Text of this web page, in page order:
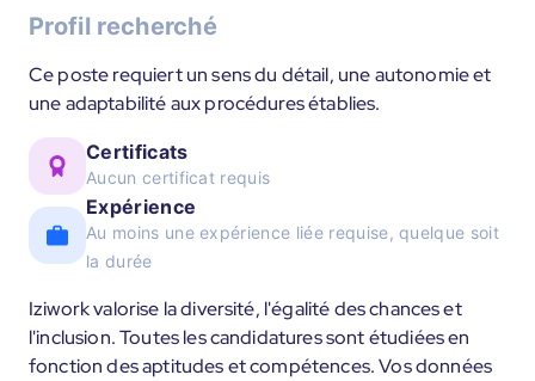
Profil recherché
Ce poste requiert un sens du détail, une autonomie et
une adaptabilité aux procédures établies.
Certificats
Aucun certificat requis
Expérience
Au moins une expérience liée requise, quelque soit
la durée
Iziwork valorise la diversité, l'égalité des chances et
l'inclusion. Toutes les candidatures sont étudiées en
fonction des aptitudes et compétences. Vos données